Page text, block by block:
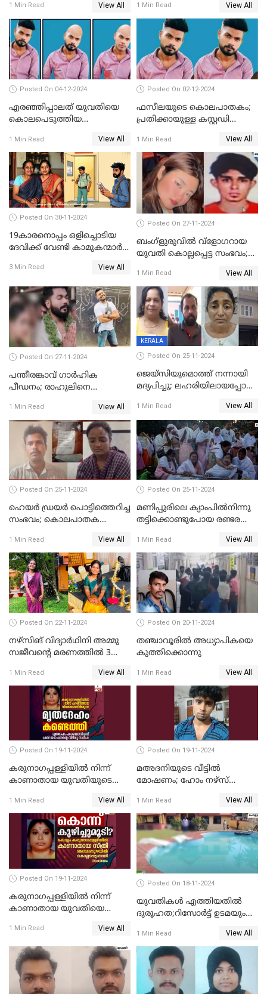
വധശ്രമ കുറ്റവും ചുമത്തി
1 Min Read View All
രേഖപ്പെടുത്തി
1 Min Read View All
Posted On 04-12-2024
എരഞ്ഞിപ്പാലത് യുവതിയെ
കൊലപെടുത്തിയ
കസ്റ്റഡി അപേക്ഷ ഇന്ന്
1 Min Read View All
Posted On 02-12-2024
ഫസീലയുടെ കൊലപാതകം;
പ്രതിക്കായുള്ള കസ്റ്റഡി
1 Min Read View All
Posted On 30-11-2024
19കാരനൊപ്പം ഒളിച്ചൊടിയ
ദേവിക്ക് വേണ്ടി കാമുകന്മാർ
സംഭവിച്ചത്
3 Min Read View All
Posted On 27-11-2024
ബംഗ്‌ളുരുവില്‍ വ്‌ളോഗറായ
യുവതി കൊല്ലപ്പെട്ട സംഭവം;
ഊര്‍ജിതമാക്കി
1 Min Read View All
Posted On 27-11-2024
പന്തീരങ്കാവ് ഗാർഹിക
പീഡനം; രാഹുലിനെ
പൊലീസ് കോടതിയിൽ
അപേക്ഷ നൽകും
1 Min Read View All
KERALA
Posted On 25-11-2024
ജെയ്‌സിയുമൊത്ത് നന്നായി
മദ്യപിച്ചു; ലഹരിയിലായപ്പോൾ
പലവട്ടം അടിച്ചു;
നിലവിളിച്ചപ്പോൾ മുഖത്ത്
തലയിണ വച്ചമർത്തി;
അരുംകൊലയിൽ യുവാവും
യുവതിയും പിടിയിൽ
1 Min Read View All
Posted On 25-11-2024
ഹെയര്‍ ഡ്രയര്‍ പൊട്ടിത്തെറിച്ച
സംഭവം; കൊലപാതക
ചെയ്തു
1 Min Read View All
Posted On 25-11-2024
മണിപ്പുരിലെ ക്യാംപില്‍നിന്നു
തട്ടിക്കൊണ്ടുപോയ രണ്ടര
പീഡനത്തിനിരയായി
1 Min Read View All
Posted On 22-11-2024
നഴ്സിങ് വിദ്യാര്‍ഥിനി അമ്മു
സജീവന്റെ മരണത്തില്‍ 3
രേഖപ്പെടുത്തി
1 Min Read View All
Posted On 20-11-2024
തഞ്ചാവൂരില്‍ അധ്യാപികയെ
കുത്തിക്കൊന്നു
1 Min Read View All
Posted On 19-11-2024
കരുനാഗപ്പള്ളിയില്‍ നിന്ന്
കാണാതായ യുവതിയുടെ
1 Min Read View All
Posted On 19-11-2024
മഅദനിയുടെ വീട്ടിൽ
മോഷണം; ഹോം നഴ്‌സ്
1 Min Read View All
Posted On 19-11-2024
കരുനാഗപ്പള്ളിയില്‍ നിന്ന്
കാണാതായ യുവതിയെ
സംശയം
1 Min Read View All
Posted On 18-11-2024
യുവതികള്‍ എത്തിയതിൽ
ദുരൂഹത;റിസോര്‍ട്ട് ഉടമയും
1 Min Read View All